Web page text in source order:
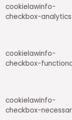
cookielawinfo-
checkbox-analytics
cookielawinfo-
checkbox-
cookielawinfo-
checkbox-